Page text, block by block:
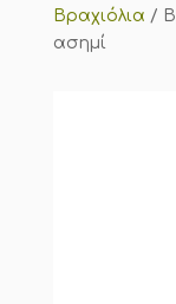
Βραχιόλια /
ασημί